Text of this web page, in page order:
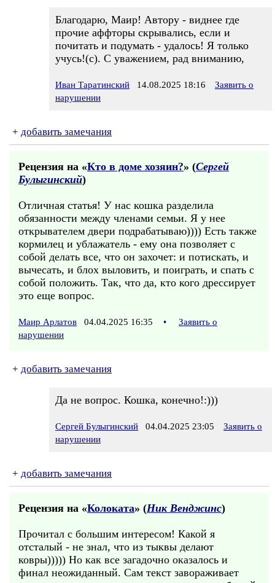
Благодарю, Маир! Автору - виднее где
прочие аффторы скрывались, если и
почитать и подумать - удалось! Я только
учусь!(с). С уважением, рад вниманию,
Иван Таратинский 14.08.2025 18:16
Заявить о
нарушении
+ добавить замечания
Рецензия на «Кто в доме хозяин?» (Сергей
Булыгинский)
Отличная статья! У нас кошка разделила
обязанности между членами семьи. Я у нее
открывателем двери подрабатываю)))) Есть также
кормилец и ублажатель - ему она позволяет с
собой делать все, что он захочет: и потискать, и
вычесать, и блох выловить, и поиграть, и спать с
собой положить. Так, что да, кто кого дрессирует
это еще вопрос.
Маир Арлатов 04.04.2025 16:35 •
Заявить о
нарушении
+ добавить замечания
Да не вопрос. Кошка, конечно!:)))
Сергей Булыгинский 04.04.2025 23:05
Заявить о
нарушении
+ добавить замечания
Рецензия на «Колоката» (Ник Венджинс)
Прочитал с большим интересом! Какой я
отсталый - не знал, что из тыквы делают
ковры))))) Но как все загадочно оказалось и
финал неожиданный. Сам текст завораживает